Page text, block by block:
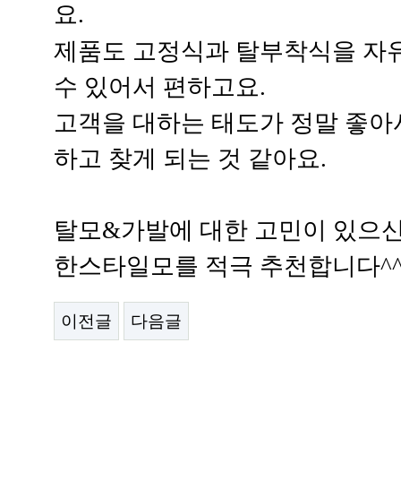
요.
제품도 고정식과 탈부착식을 자
수 있어서 편하고요.
고객을 대하는 태도가 정말 좋아
하고 찾게 되는 것 같아요.
탈모&가발에 대한 고민이 있으
한스타일모를 적극 추천합니다
이전글 다음글